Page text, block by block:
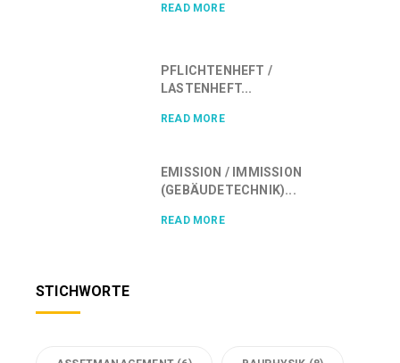
READ MORE
PFLICHTENHEFT /
LASTENHEFT...
READ MORE
EMISSION / IMMISSION
(GEBÄUDETECHNIK)...
READ MORE
STICHWORTE